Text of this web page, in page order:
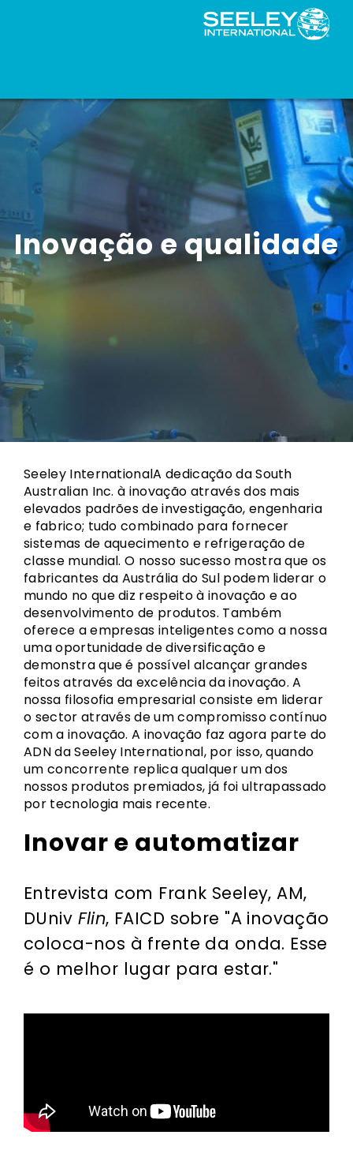
Inovação e qualidade
Seeley InternationalA dedicação da South
Australian Inc. à inovação através dos mais
elevados padrões de investigação, engenharia
e fabrico; tudo combinado para fornecer
sistemas de aquecimento e refrigeração de
classe mundial. O nosso sucesso mostra que os
fabricantes da Austrália do Sul podem liderar o
mundo no que diz respeito à inovação e ao
desenvolvimento de produtos. Também
oferece a empresas inteligentes como a nossa
uma oportunidade de diversificação e
demonstra que é possível alcançar grandes
feitos através da excelência da inovação. A
nossa filosofia empresarial consiste em liderar
o sector através de um compromisso contínuo
com a inovação. A inovação faz agora parte do
ADN da Seeley International, por isso, quando
um concorrente replica qualquer um dos
nossos produtos premiados, já foi ultrapassado
por tecnologia mais recente.
Inovar e automatizar
Entrevista com Frank Seeley, AM,
DUniv Flin, FAICD sobre "A inovação
coloca-nos à frente da onda. Esse
é o melhor lugar para estar."